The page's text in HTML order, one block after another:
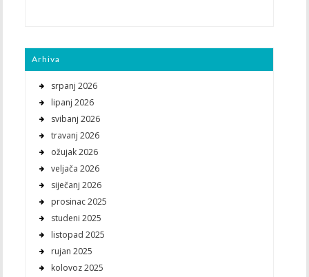
Arhiva
srpanj 2026
lipanj 2026
svibanj 2026
travanj 2026
ožujak 2026
veljača 2026
siječanj 2026
prosinac 2025
studeni 2025
listopad 2025
rujan 2025
kolovoz 2025